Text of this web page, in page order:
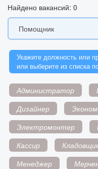
Найдено вакансий: 0
Укажите должность или
или выберите из списка
Администратор
Дизайнер
Электромонтер
Кассир
Менеджер